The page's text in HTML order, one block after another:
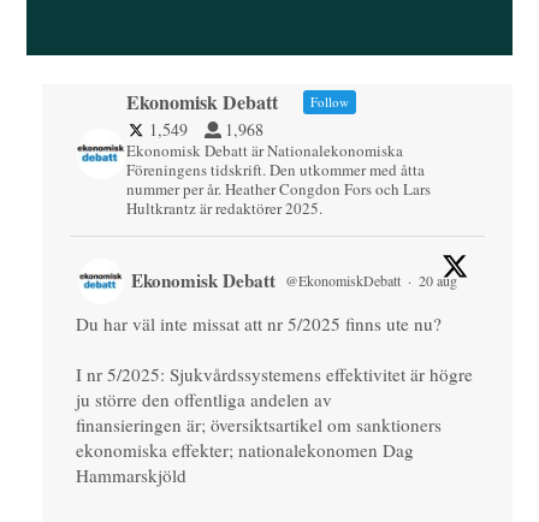
Ekonomisk Debatt Follow
1,549 1,968
Ekonomisk Debatt är Nationalekonomiska
Föreningens tidskrift. Den utkommer med åtta
nummer per år. Heather Congdon Fors och Lars
Hultkrantz är redaktörer 2025.
Ekonomisk Debatt @EkonomiskDebatt · 20 aug
Du har väl inte missat att nr 5/2025 finns ute nu?
I nr 5/2025: Sjukvårdssystemens effektivitet är högre
ju större den offentliga andelen av
finansieringen är; översiktsartikel om sanktioners
ekonomiska effekter; nationalekonomen Dag
Hammarskjöld